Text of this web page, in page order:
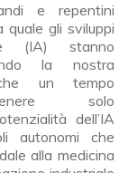
quale gli sviluppi
(IA) stanno
la nostra
un tempo
solo
dell’IA
autonomi che
alla medicina